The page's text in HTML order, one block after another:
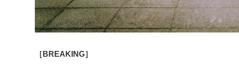
［BREAKING］